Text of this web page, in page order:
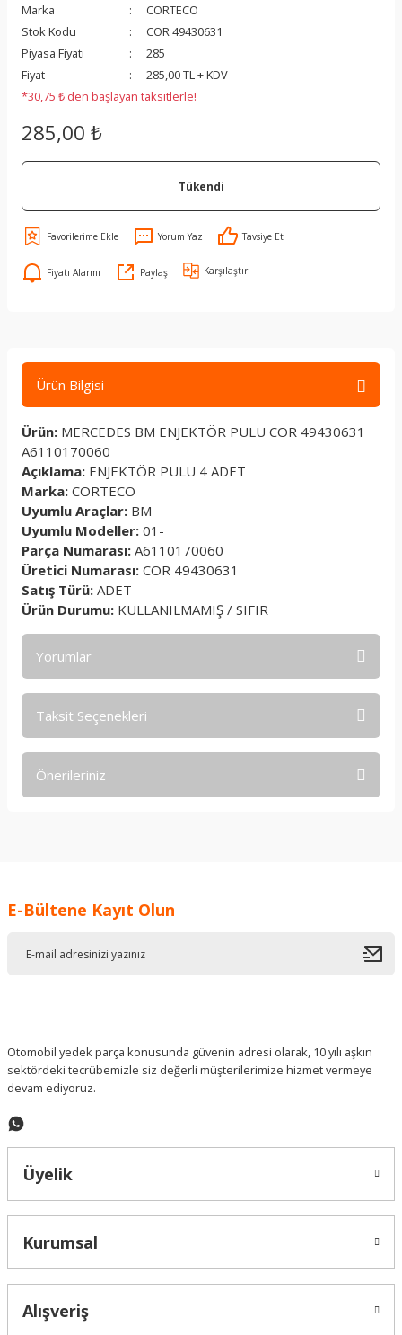
Marka
CORTECO
Stok Kodu
COR 49430631
Piyasa Fiyatı
285
Fiyat
285,00 TL + KDV
*30,75 ₺ den başlayan taksitlerle!
285,00 ₺
Tükendi
Yorum Yaz Tavsiye Et
Fiyatı Alarmı Paylaş Karşılaştır
Ürün Bilgisi
Ürün: MERCEDES BM ENJEKTÖR PULU COR 49430631
A6110170060
Açıklama: ENJEKTÖR PULU 4 ADET
Marka: CORTECO
Uyumlu Araçlar: BM
Uyumlu Modeller: 01-
Parça Numarası: A6110170060
Üretici Numarası: COR 49430631
Satış Türü: ADET
Ürün Durumu: KULLANILMAMIŞ / SIFIR
Yorumlar
Taksit Seçenekleri
Önerileriniz
Ürün resmi kalitesiz, bozuk veya görüntülenemiyor.
E-Bültene Kayıt Olun
Otomobil yedek parça konusunda güvenin adresi olarak, 10 yılı aşkın
sektördeki tecrübemizle siz değerli müşterilerimize hizmet vermeye
devam ediyoruz.
Üyelik
Kurumsal
Alışveriş